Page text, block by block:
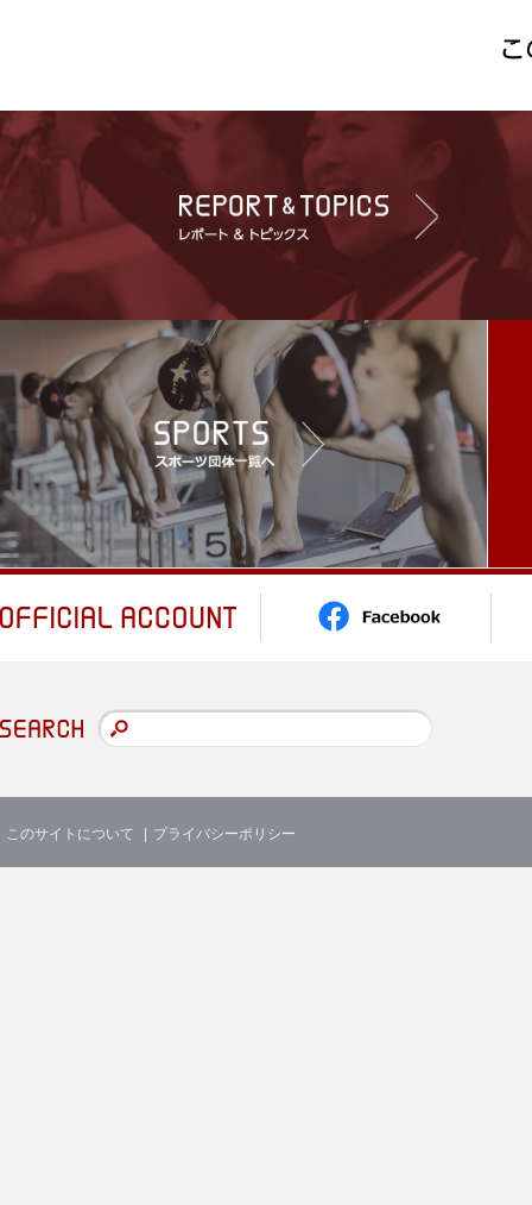
このサイトについて プライバシーポリシー